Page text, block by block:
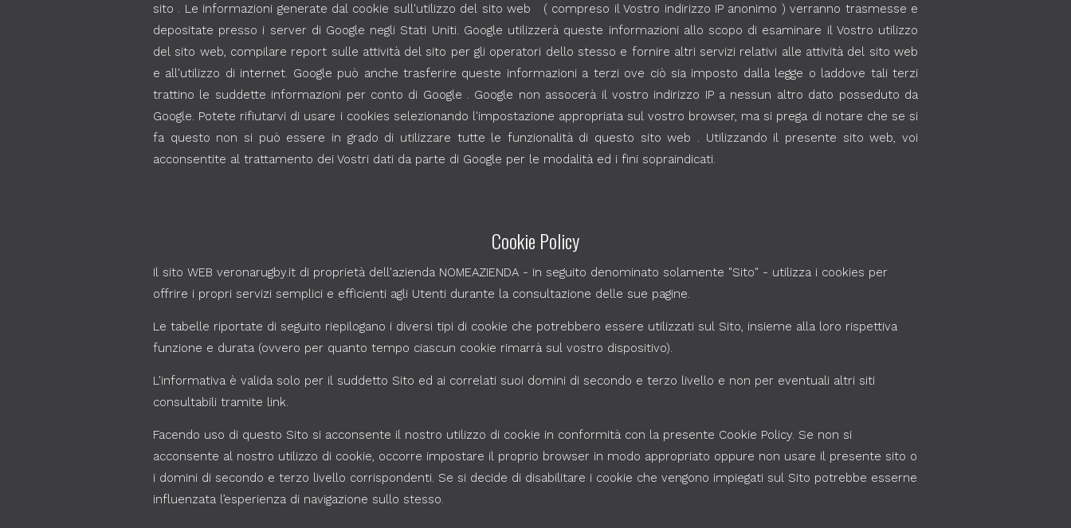
sito . Le informazioni generate dal cookie sull'utilizzo del sito web ( compreso il Vostro indirizzo IP anonimo ) verranno trasmesse e
depositate presso i server di Google negli Stati Uniti. Google utilizzerà queste informazioni allo scopo di esaminare il Vostro utilizzo
del sito web, compilare report sulle attività del sito per gli operatori dello stesso e fornire altri servizi relativi alle attività del sito web
e all'utilizzo di internet. Google può anche trasferire queste informazioni a terzi ove ciò sia imposto dalla legge o laddove tali terzi
trattino le suddette informazioni per conto di Google . Google non assocerà il vostro indirizzo IP a nessun altro dato posseduto da
Google. Potete rifiutarvi di usare i cookies selezionando l'impostazione appropriata sul vostro browser, ma si prega di notare che se si
fa questo non si può essere in grado di utilizzare tutte le funzionalità di questo sito web . Utilizzando il presente sito web, voi
acconsentite al trattamento dei Vostri dati da parte di Google per le modalità ed i fini sopraindicati.
Cookie Policy
Il sito WEB veronarugby.it di proprietà dell'azienda NOMEAZIENDA - in seguito denominato solamente "Sito" - utilizza i cookies per
offrire i propri servizi semplici e efficienti agli Utenti durante la consultazione delle sue pagine.
Le tabelle riportate di seguito riepilogano i diversi tipi di cookie che potrebbero essere utilizzati sul Sito, insieme alla loro rispettiva
funzione e durata (ovvero per quanto tempo ciascun cookie rimarrà sul vostro dispositivo).
L'informativa è valida solo per il suddetto Sito ed ai correlati suoi domini di secondo e terzo livello e non per eventuali altri siti
consultabili tramite link.
Facendo uso di questo Sito si acconsente il nostro utilizzo di cookie in conformità con la presente Cookie Policy. Se non si
acconsente al nostro utilizzo di cookie, occorre impostare il proprio browser in modo appropriato oppure non usare il presente sito o
i domini di secondo e terzo livello corrispondenti. Se si decide di disabilitare i cookie che vengono impiegati sul Sito potrebbe esserne
influenzata l’esperienza di navigazione sullo stesso.